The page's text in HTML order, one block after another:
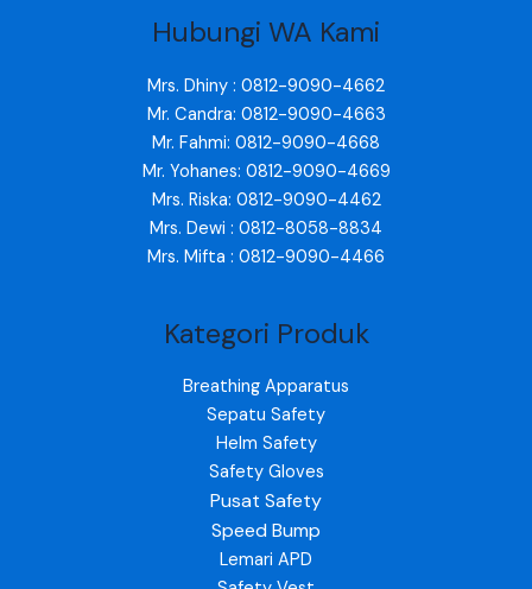
Hubungi WA Kami
Mrs. Dhiny : 0812-9090-4662
Mr. Candra: 0812-9090-4663
Mr. Fahmi: 0812-9090-4668
Mr. Yohanes: 0812-9090-4669
Mrs. Riska: 0812-9090-4462
Mrs. Dewi : 0812-8058-8834
Mrs. Mifta : 0812-9090-4466
Kategori Produk
Breathing Apparatus
Sepatu Safety
Helm Safety
Safety Gloves
Pusat Safety
Speed Bump
Lemari APD